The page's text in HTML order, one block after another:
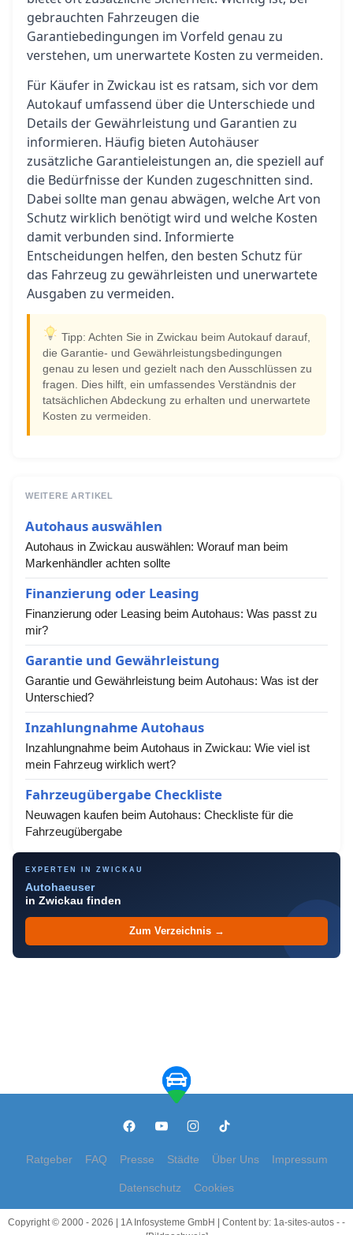
gebrauchten Fahrzeugen die
Garantiebedingungen im Vorfeld genau zu
verstehen, um unerwartete Kosten zu vermeiden.
Für Käufer in Zwickau ist es ratsam, sich vor dem
Autokauf umfassend über die Unterschiede und
Details der Gewährleistung und Garantien zu
informieren. Häufig bieten Autohäuser
zusätzliche Garantieleistungen an, die speziell auf
die Bedürfnisse der Kunden zugeschnitten sind.
Dabei sollte man genau abwägen, welche Art von
Schutz wirklich benötigt wird und welche Kosten
damit verbunden sind. Informierte
Entscheidungen helfen, den besten Schutz für
das Fahrzeug zu gewährleisten und unerwartete
Ausgaben zu vermeiden.
Tipp: Achten Sie in Zwickau beim Autokauf darauf,
die Garantie- und Gewährleistungsbedingungen
genau zu lesen und gezielt nach den Ausschlüssen zu
fragen. Dies hilft, ein umfassendes Verständnis der
tatsächlichen Abdeckung zu erhalten und unerwartete
Kosten zu vermeiden.
WEITERE ARTIKEL
Autohaus auswählen
Autohaus in Zwickau auswählen: Worauf man beim
Markenhändler achten sollte
Finanzierung oder Leasing
Finanzierung oder Leasing beim Autohaus: Was passt zu
mir?
Garantie und Gewährleistung
Garantie und Gewährleistung beim Autohaus: Was ist der
Unterschied?
Inzahlungnahme Autohaus
Inzahlungnahme beim Autohaus in Zwickau: Wie viel ist
mein Fahrzeug wirklich wert?
Fahrzeugübergabe Checkliste
Neuwagen kaufen beim Autohaus: Checkliste für die
Fahrzeugübergabe
EXPERTEN IN ZWICKAU
Autohaeuser
in Zwickau finden
Zum Verzeichnis →
Ratgeber FAQ Presse Städte Über Uns Impressum
Datenschutz Cookies
Copyright © 2000 - 2026 | 1A Infosysteme GmbH | Content by: 1a-sites-autos - -